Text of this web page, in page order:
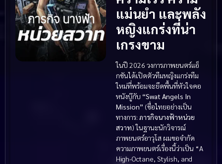
แม่นยำ และพลัง
หญิงแกร่งที่น่า
เกรงขาม
ในปี 2026 วงการภาพยนตร์แอ็
กชันได้เปิดตัวทีมหญิงแกร่งทีม
ใหม่ที่พร้อมจะยึดพื้นที่หัวใจคอ
หนังบู๊กับ “Swat Angels In
Mission” (ชื่อไทยอย่างเป็น
ทางการ: ภารกิจนางฟ้าหน่วย
สวาท) ในฐานะนักวิจารณ์
ภาพยนตร์อาวุโส ผมขอจำกัด
ความภาพยนตร์เรื่องนี้ว่าเป็น “A
High-Octane, Stylish, and